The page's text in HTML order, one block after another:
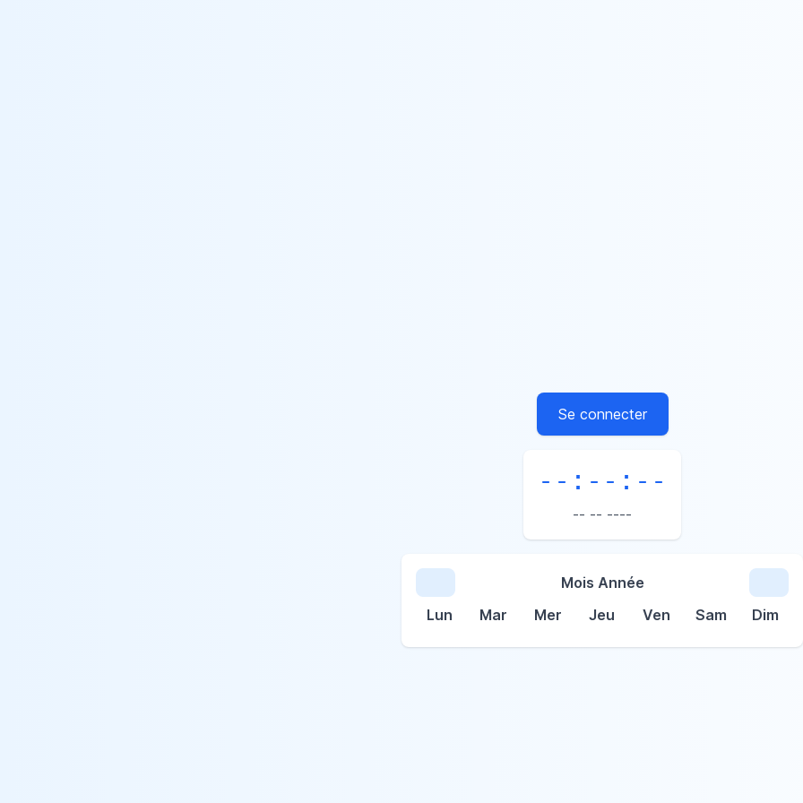
Se connecter
--:--:--
-- -- ----
Mois Année
Lun
Mar Mer Jeu Ven Sam Dim